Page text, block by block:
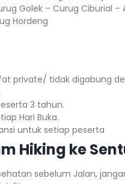
Golek – Curug Ciburial –
Hordeng
private/ tidak digabung
3 tahun.⁣⁣
Hari Buka.⁣⁣
untuk setiap peserta
Hiking ke
sebelum Jalan,